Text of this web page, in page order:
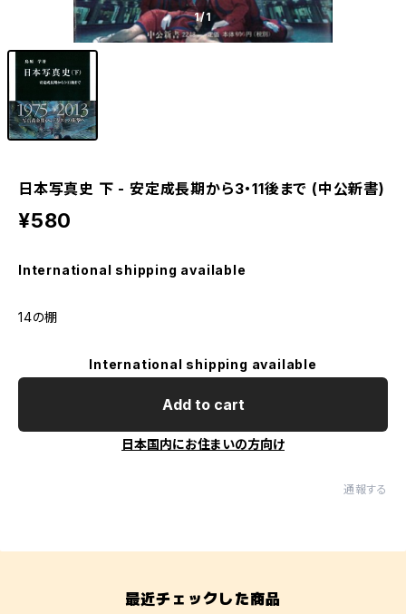
1/1
日本写真史 下 - 安定成長期から3・11後まで (中公新書)
¥580
International shipping available
14の棚
International shipping available
Add to cart
日本国内にお住まいの方向け
通報する
最近チェックした商品